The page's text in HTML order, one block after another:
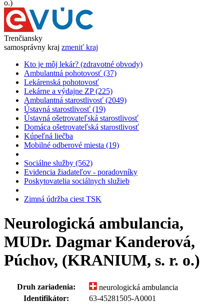
o.)
Trenčiansky
samosprávny kraj zmeniť kraj
Kto je môj lekár? (zdravotné obvody)
Ambulantná pohotovosť (37)
Lekárenská pohotovosť
Lekárne a výdajne ZP (225)
Ambulantná starostlivosť (2049)
Ústavná starostlivosť (19)
Ústavná ošetrovateľská starostlivosť
Domáca ošetrovateľská starostlivosť
Kúpeľná liečba
Mobilné odberové miesta (19)
Sociálne služby (562)
Evidencia žiadateľov - poradovníky
Poskytovatelia sociálnych služieb
Zimná údržba ciest TSK
Neurologická ambulancia,
MUDr. Dagmar Kanderová,
Púchov, (KRANIUM, s. r. o.)
Druh zariadenia:
neurologická ambulancia
Identifikátor:
63-45281505-A0001